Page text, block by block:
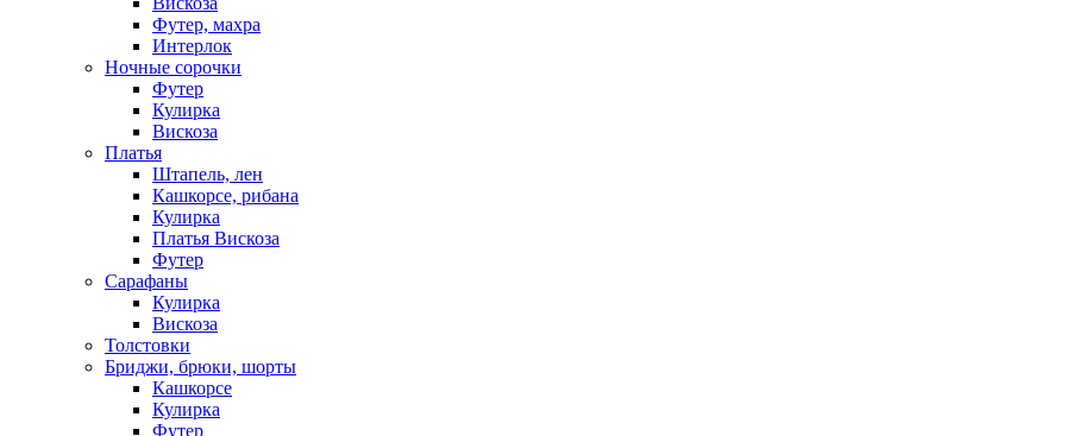
Футер, махра
Интерлок
Ночные сорочки
Футер
Кулирка
Вискоза
Платья
Штапель, лен
Кашкорсе, рибана
Кулирка
Платья Вискоза
Футер
Сарафаны
Кулирка
Вискоза
Толстовки
Бриджи, брюки, шорты
Кашкорсе
Кулирка
Футер